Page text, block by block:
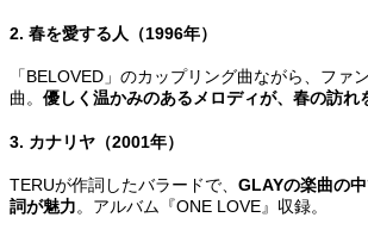
2. 春を愛する人（1996年）
「BELOVED」のカップリング曲ながら、ファ
曲。 優しく温かみのあるメロディが、春の訪れ
3. カナリヤ（2001年）
TERUが作詞したバラードで、 GLAYの楽曲の
詞が魅力。アルバム『ONE LOVE』収録。